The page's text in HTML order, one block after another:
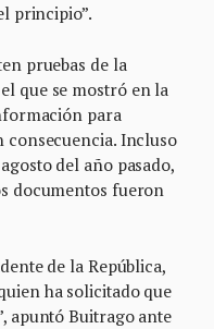
principio”.
pruebas de la
que se mostró en la
para
consecuencia. Incluso
del año pasado,
documentos fueron
de la República,
ha solicitado que
apuntó Buitrago ante